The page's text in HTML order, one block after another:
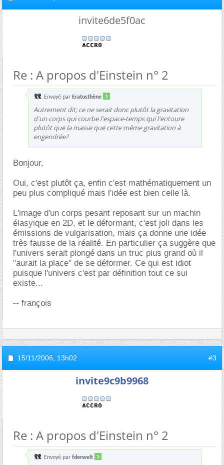
invite6de5f0ac
Re : A propos d'Einstein n° 2
Envoyé par Eratosthène
Autrement dit; ce ne serait donc plutôt la gravitation
d'un corps qui courbe l'espace-temps qui l'entoure
plutôt que la masse que cette même gravitation à
engendrée?
Bonjour,
Oui, c'est plutôt ça, enfin c'est mathématiquement un
peu plus compliqué mais l'idée est bien celle là.
L'image d'un corps pesant reposant sur un machin
élasyique en 2D, et le déformant, c'est joli dans les
émissions de vulgarisation, mais ça donne une idée
très fausse de la réalité. En particulier ça suggère que
l'univers serait plongé dans un truc plus grand où il
"aurait la place" de se déformer. Ce qui est idiot
puisque l'univers c'est par définition tout ce sui
existe...
-- françois
15/11/2006, 13h02 #3
invite9c9b9968
Re : A propos d'Einstein n° 2
Envoyé par fderwelt